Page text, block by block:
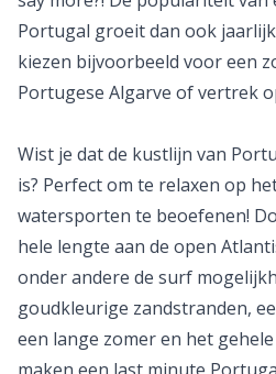
say more?!
De populariteit van
Portugal groeit dan ook
kiezen bijvoorbeeld voor een
Portugese
Algarve of vertrek op
Wist je dat de kustlijn van
is? Perfect om te relaxen op
watersporten te beoefenen!
hele lengte aan de open
onder andere de surf
goudkleurige zandstranden,
een lange zomer en het